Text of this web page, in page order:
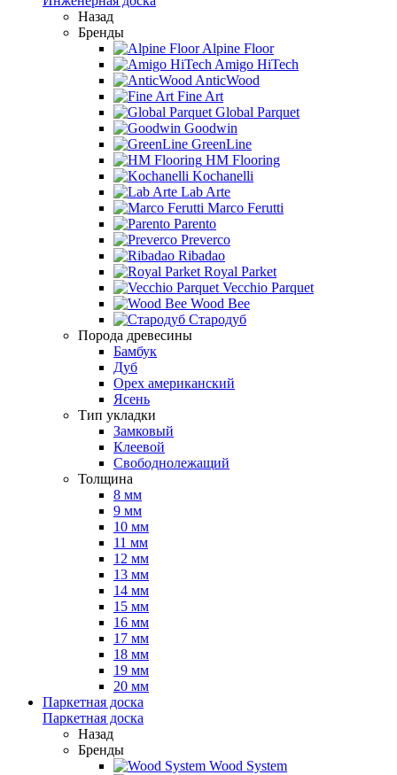
Назад
Бренды
Alpine Floor
Amigo HiTech
AnticWood
Fine Art
Global Parquet
Goodwin
GreenLine
HM Flooring
Kochanelli
Lab Arte
Marco Ferutti
Parento
Preverco
Ribadao
Royal Parket
Vecchio Parquet
Wood Bee
Стародуб
Порода древесины
Бамбук
Дуб
Орех американский
Ясень
Тип укладки
Замковый
Клеевой
Свободнолежащий
Толщина
8 мм
9 мм
10 мм
11 мм
12 мм
13 мм
14 мм
15 мм
16 мм
17 мм
18 мм
19 мм
20 мм
Паркетная доска
Паркетная доска
Назад
Бренды
Wood System